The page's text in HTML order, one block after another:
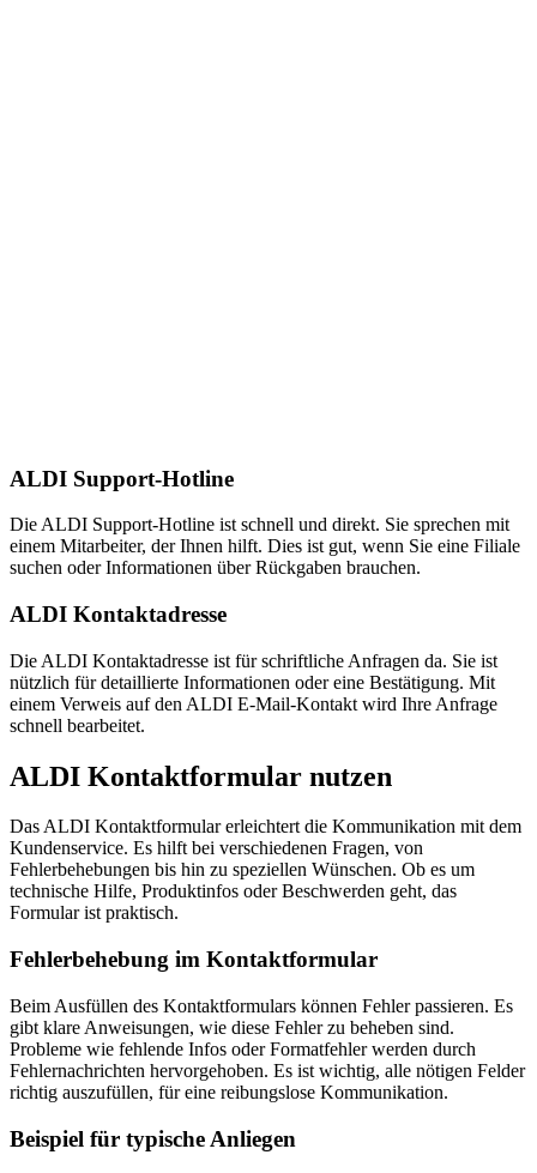
ALDI Support-Hotline
Die ALDI Support-Hotline ist schnell und direkt. Sie sprechen mit
einem Mitarbeiter, der Ihnen hilft. Dies ist gut, wenn Sie eine Filiale
suchen oder Informationen über Rückgaben brauchen.
ALDI Kontaktadresse
Die ALDI Kontaktadresse ist für schriftliche Anfragen da. Sie ist
nützlich für detaillierte Informationen oder eine Bestätigung. Mit
einem Verweis auf den ALDI E-Mail-Kontakt wird Ihre Anfrage
schnell bearbeitet.
ALDI Kontaktformular nutzen
Das ALDI Kontaktformular erleichtert die Kommunikation mit dem
Kundenservice. Es hilft bei verschiedenen Fragen, von
Fehlerbehebungen bis hin zu speziellen Wünschen. Ob es um
technische Hilfe, Produktinfos oder Beschwerden geht, das
Formular ist praktisch.
Fehlerbehebung im Kontaktformular
Beim Ausfüllen des Kontaktformulars können Fehler passieren. Es
gibt klare Anweisungen, wie diese Fehler zu beheben sind.
Probleme wie fehlende Infos oder Formatfehler werden durch
Fehlernachrichten hervorgehoben. Es ist wichtig, alle nötigen Felder
richtig auszufüllen, für eine reibungslose Kommunikation.
Beispiel für typische Anliegen